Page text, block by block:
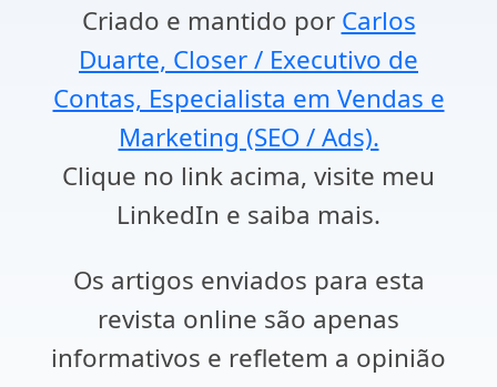
Criado e mantido por Carlos
Duarte, Closer / Executivo de
Contas, Especialista em Vendas e
Marketing (SEO / Ads).
Clique no link acima, visite meu
LinkedIn e saiba mais.
Os artigos enviados para esta
revista online são apenas
informativos e refletem a opinião